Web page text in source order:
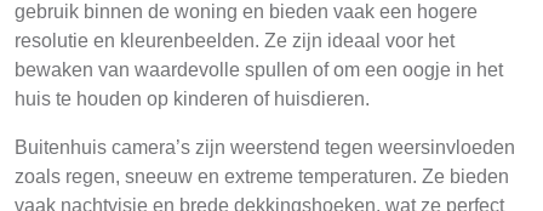
gebruik binnen de woning en bieden vaak een hogere
resolutie en kleurenbeelden. Ze zijn ideaal voor het
bewaken van waardevolle spullen of om een oogje in het
huis te houden op kinderen of huisdieren.
Buitenhuis camera’s zijn weerstend tegen weersinvloeden
zoals regen, sneeuw en extreme temperaturen. Ze bieden
vaak nachtvisie en brede dekkingshoeken, wat ze perfect